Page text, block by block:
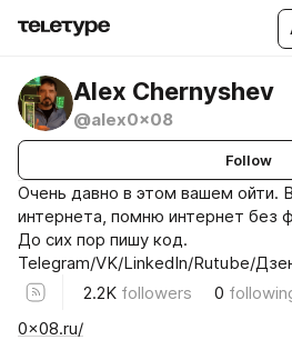
Alex Chernyshev
@alex0x08
Follow
Очень давно в этом вашем ойти.
интернета, помню интернет без
До сих пор пишу код.
Telegram/VK/LinkedIn/Rutube/
2.2K followers 0
0x08.ru/